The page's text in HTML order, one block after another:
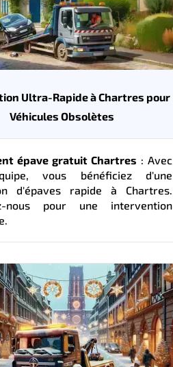
Ultra-Rapide à Chartres pour
Véhicules Obsolètes
épave gratuit Chartres : Avec
vous bénéficiez d'une
d'épaves rapide à Chartres.
nous pour une intervention